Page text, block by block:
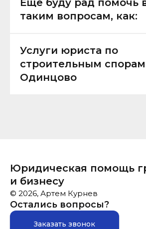
таким вопросам, как:
Услуги юриста по
строительным
Одинцово
Юридическая помощь
и бизнесу
© 2026, Артем Курнев
Остались вопросы?
Заказать звонок